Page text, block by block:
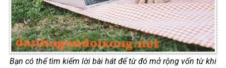
Bạn có thể tìm kiếm lời bài hát để từ đó mở rộng vốn từ khi